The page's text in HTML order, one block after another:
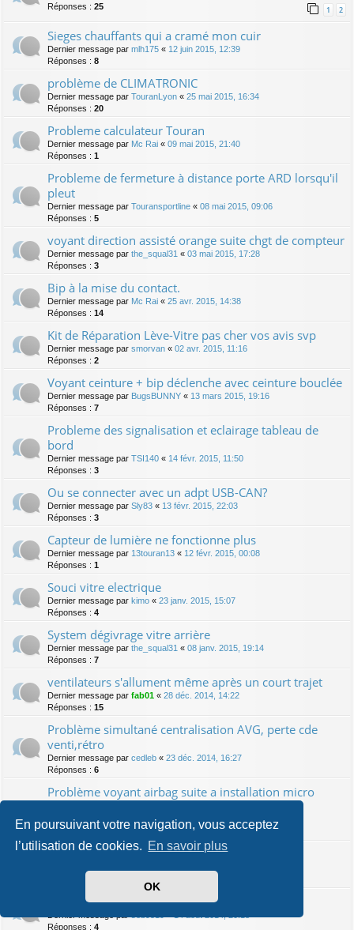
En poursuivant votre navigation, vous acceptez
l’utilisation de cookies. En savoir plus
OK
Réponses : 25 1 2
Sieges chauffants qui a cramé mon cuir
Dernier message par mlh175 « 12 juin 2015, 12:39
Réponses : 8
problème de CLIMATRONIC
Dernier message par TouranLyon « 25 mai 2015, 16:34
Réponses : 20
Probleme calculateur Touran
Dernier message par Mc Rai « 09 mai 2015, 21:40
Réponses : 1
Probleme de fermeture à distance porte ARD lorsqu'il
pleut
Dernier message par Touransportline « 08 mai 2015, 09:06
Réponses : 5
voyant direction assisté orange suite chgt de compteur
Dernier message par the_squal31 « 03 mai 2015, 17:28
Réponses : 3
Bip à la mise du contact.
Dernier message par Mc Rai « 25 avr. 2015, 14:38
Réponses : 14
Kit de Réparation Lève-Vitre pas cher vos avis svp
Dernier message par smorvan « 02 avr. 2015, 11:16
Réponses : 2
Voyant ceinture + bip déclenche avec ceinture bouclée
Dernier message par BugsBUNNY « 13 mars 2015, 19:16
Réponses : 7
Probleme des signalisation et eclairage tableau de
bord
Dernier message par TSI140 « 14 févr. 2015, 11:50
Réponses : 3
Ou se connecter avec un adpt USB-CAN?
Dernier message par Sly83 « 13 févr. 2015, 22:03
Réponses : 3
Capteur de lumière ne fonctionne plus
Dernier message par 13touran13 « 12 févr. 2015, 00:08
Réponses : 1
Souci vitre electrique
Dernier message par kimo « 23 janv. 2015, 15:07
Réponses : 4
System dégivrage vitre arrière
Dernier message par the_squal31 « 08 janv. 2015, 19:14
Réponses : 7
ventilateurs s'allument même après un court trajet
Dernier message par fab01 « 28 déc. 2014, 14:22
Réponses : 15
Problème simultané centralisation AVG, perte cde
venti,rétro
Dernier message par cedleb « 23 déc. 2014, 16:27
Réponses : 6
Problème voyant airbag suite a installation micro
Dernier message par Legremlins_Keitaro« 15 nov. 2014, 21:47
Réponses : 2
pb de radar de recul
mon toutou ne demarre plus
Réponses : 4